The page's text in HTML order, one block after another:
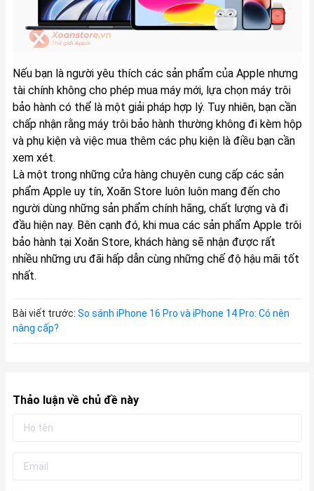
Nếu bạn là người yêu thích các sản phẩm của Apple nhưng
tài chính không cho phép mua máy mới, lựa chọn máy trôi
bảo hành có thể là một giải pháp hợp lý. Tuy nhiên, bạn cần
chấp nhận rằng máy trôi bảo hành thường không đi kèm hộp
và phụ kiện và việc mua thêm các phụ kiện là điều bạn cần
xem xét.
Là một trong những cửa hàng chuyên cung cấp các sản
phẩm Apple uy tín,Xoăn Storeluôn luôn mang đến cho
người dùng những sản phẩm chính hãng, chất lượng và đi
đầu hiện nay. Bên cạnh đó, khi mua các sản phẩm Apple trôi
bảo hành tại Xoăn Store, khách hàng sẽ nhận được rất
nhiều những ưu đãi hấp dẫn cùng những chế độ hậu mãi tốt
nhất.
Bài viết trước: So sánh iPhone 16 Pro và iPhone 14 Pro: Có nên
nâng cấp?
Thảo luận về chủ đề này